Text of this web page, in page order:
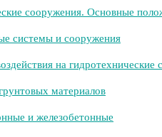
сооружения. Основные
системы и сооружения
на гидротехнические
материалов
и железобетонные